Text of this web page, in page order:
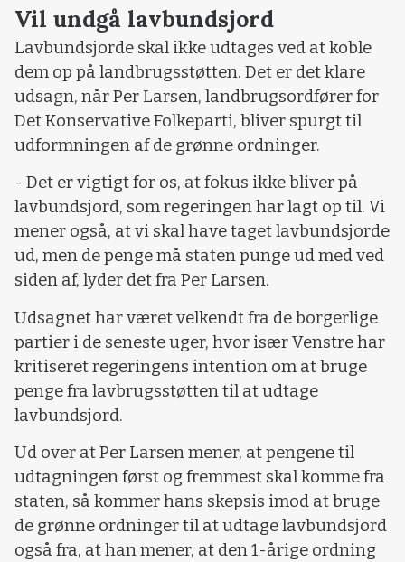
Vil undgå lavbundsjord
Lavbundsjorde skal ikke udtages ved at koble
dem op på landbrugsstøtten. Det er det klare
udsagn, når Per Larsen, landbrugsordfører for
Det Konservative Folkeparti, bliver spurgt til
udformningen af de grønne ordninger.
- Det er vigtigt for os, at fokus ikke bliver på
lavbundsjord, som regeringen har lagt op til. Vi
mener også, at vi skal have taget lavbundsjorde
ud, men de penge må staten punge ud med ved
siden af, lyder det fra Per Larsen.
Udsagnet har været velkendt fra de borgerlige
partier i de seneste uger, hvor især Venstre har
kritiseret regeringens intention om at bruge
penge fra lavbrugsstøtten til at udtage
lavbundsjord.
Ud over at Per Larsen mener, at pengene til
udtagningen først og fremmest skal komme fra
staten, så kommer hans skepsis imod at bruge
de grønne ordninger til at udtage lavbundsjord
også fra, at han mener, at den 1-årige ordning